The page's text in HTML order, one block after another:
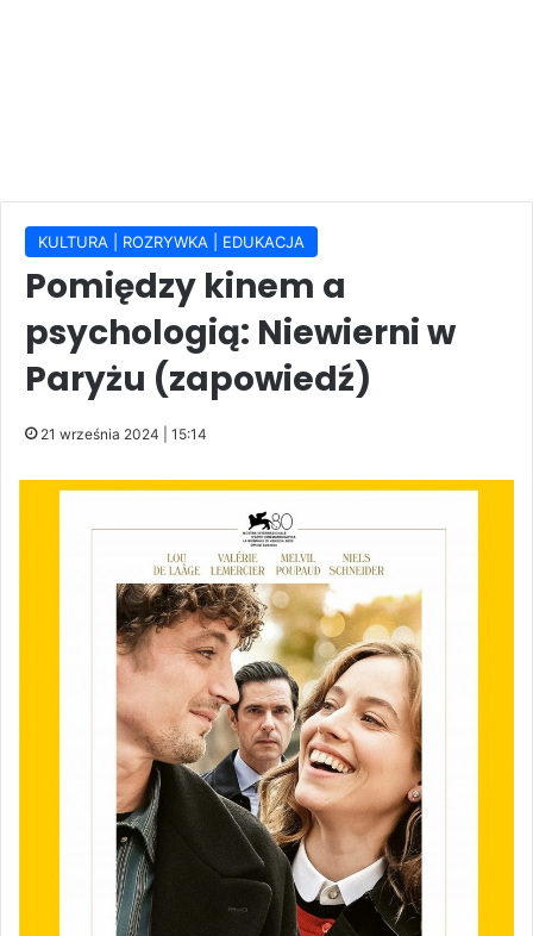
KULTURA | ROZRYWKA | EDUKACJA
Pomiędzy kinem a
psychologią: Niewierni w
Paryżu (zapowiedź)
21 września 2024 | 15:14